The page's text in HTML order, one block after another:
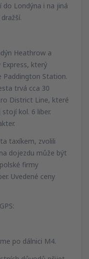
do Londýna i na jiná
Heathrow a
který
Paddington Station.
trvá cca 30
District Line, které
kol. 6 liber.
taxíkem, zvolili
dojezdu může být
firmy
Uvedené ceny
po dálnici M4.